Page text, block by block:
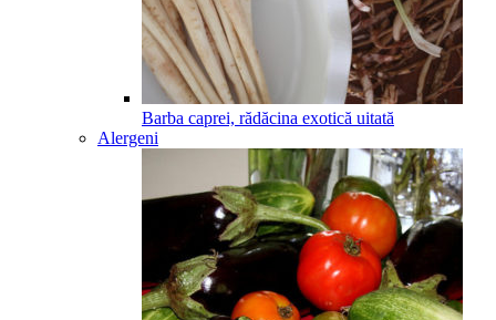
Barba caprei, rădăcina exotică uitată
Alergeni